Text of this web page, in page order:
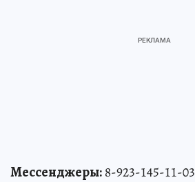
Мессенджеры:8-923-145-11-03